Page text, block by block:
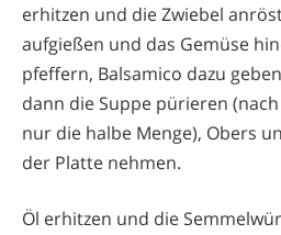
erhitzen und die Zwiebel
aufgießen und das Gemüse
pfeffern, Balsamico dazu
dann die Suppe pürieren
nur die halbe Menge), Obers
der Platte nehmen.
Öl erhitzen und die